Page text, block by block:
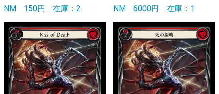
NM 150円 在庫：2
NM 6000円 在庫：1